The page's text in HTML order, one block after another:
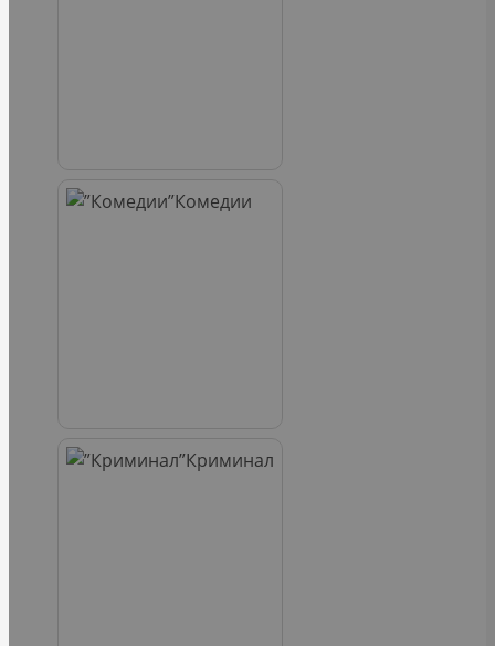
Комедии
Криминал